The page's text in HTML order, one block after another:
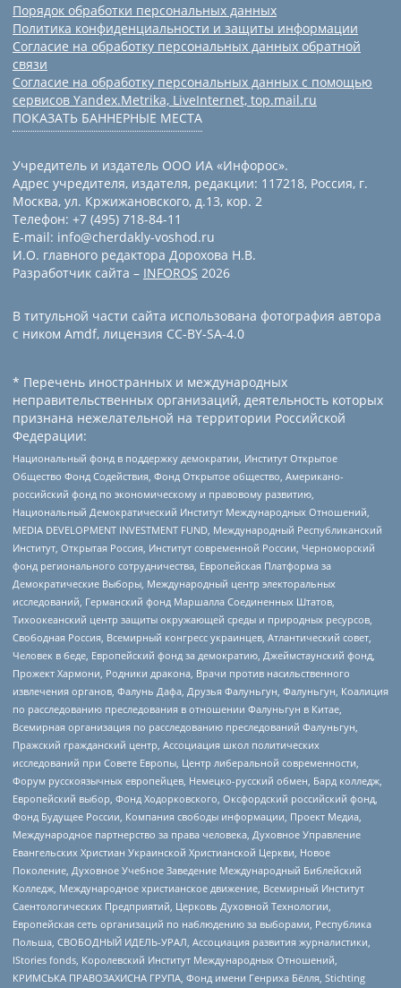
Порядок обработки персональных данных
Политика конфиденциальности и защиты информации
Согласие на обработку персональных данных обратной
связи
Согласие на обработку персональных данных с помощью
сервисов Yandex.Metrika, LiveInternet, top.mail.ru
ПОКАЗАТЬ БАННЕРНЫЕ МЕСТА
Учредитель и издатель ООО ИА «Инфорос».
Адрес учредителя, издателя, редакции: 117218, Россия, г.
Москва, ул. Кржижановского, д.13, кор. 2
Телефон: +7 (495) 718-84-11
E-mail: info@cherdakly-voshod.ru
И.О. главного редактора Дорохова Н.В.
Разработчик сайта – INFOROS 2026
В титульной части сайта использована фотография автора
с ником Amdf, лицензия CC-BY-SA-4.0
* Перечень иностранных и международных
неправительственных организаций, деятельность которых
признана нежелательной на территории Российской
Федерации:
Национальный фонд в поддержку демократии, Институт Открытое
Общество Фонд Содействия, Фонд Открытое общество, Американо-
российский фонд по экономическому и правовому развитию,
Национальный Демократический Институт Международных Отношений,
MEDIA DEVELOPMENT INVESTMENT FUND, Международный Республиканский
Институт, Открытая Россия, Институт современной России, Черноморский
фонд регионального сотрудничества, Европейская Платформа за
Демократические Выборы, Международный центр электоральных
исследований, Германский фонд Маршалла Соединенных Штатов,
Тихоокеанский центр защиты окружающей среды и природных ресурсов,
Свободная Россия, Всемирный конгресс украинцев, Атлантический совет,
Человек в беде, Европейский фонд за демократию, Джеймстаунский фонд,
Прожект Хармони, Родники дракона, Врачи против насильственного
извлечения органов, Фалунь Дафа, Друзья Фалуньгун, Фалуньгун, Коалиция
по расследованию преследования в отношении Фалуньгун в Китае,
Всемирная организация по расследованию преследований Фалуньгун,
Пражский гражданский центр, Ассоциация школ политических
исследований при Совете Европы, Центр либеральной современности,
Форум русскоязычных европейцев, Немецко-русский обмен, Бард колледж,
Европейский выбор, Фонд Ходорковского, Оксфордский российский фонд,
Фонд Будущее России, Компания свободы информации, Проект Медиа,
Международное партнерство за права человека, Духовное Управление
Евангельских Христиан Украинской Христианской Церкви, Новое
Поколение, Духовное Учебное Заведение Международный Библейский
Колледж, Международное христианское движение, Всемирный Институт
Саентологических Предприятий, Церковь Духовной Технологии,
Европейская сеть организаций по наблюдению за выборами, Республика
Польша, СВОБОДНЫЙ ИДЕЛЬ-УРАЛ, Ассоциация развития журналистики,
IStories fonds, Королевский Институт Международных Отношений,
КРИМСЬКА ПРАВОЗАХИСНА ГРУПА, Фонд имени Генриха Бёлля, Stichting